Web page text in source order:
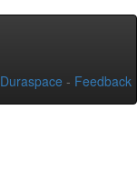
Duraspace - Feedback